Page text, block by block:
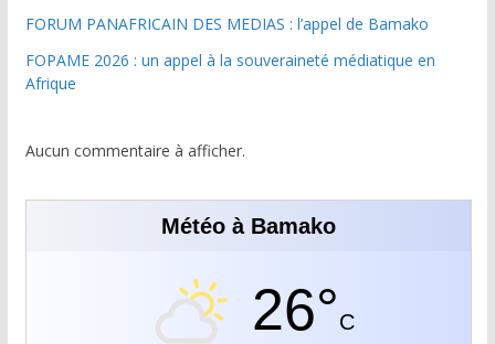
FORUM PANAFRICAIN DES MEDIAS : l’appel de Bamako
FOPAME 2026 : un appel à la souveraineté médiatique en
Afrique
Aucun commentaire à afficher.
Météo à Bamako
26°C